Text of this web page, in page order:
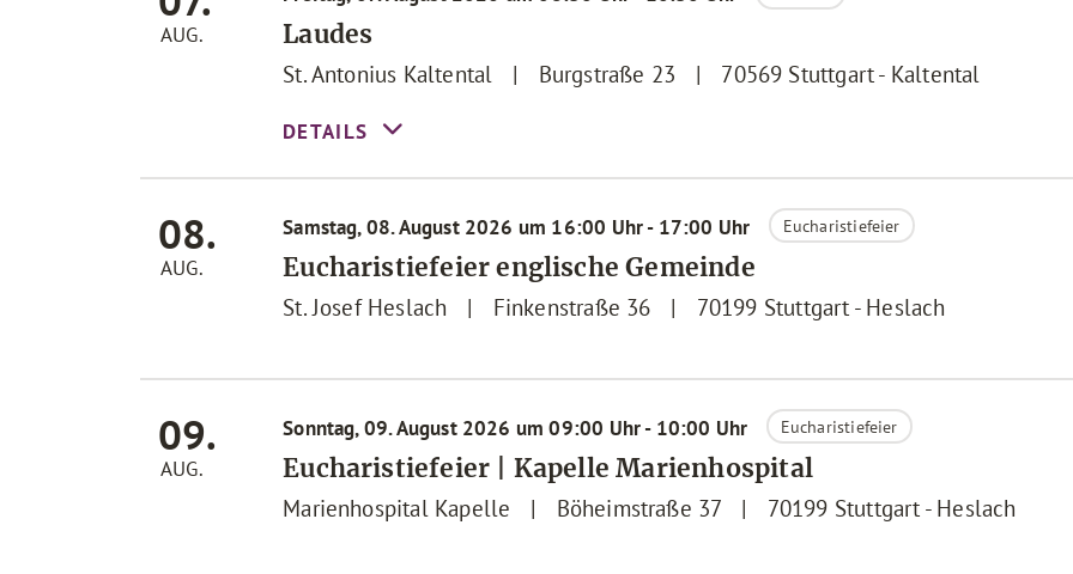
AUG. Laudes
St. Antonius Kaltental | Burgstraße 23 | 70569 Stuttgart - Kaltental
08.
AUG.
Samstag, 08. August 2026 um 16:00 Uhr - 17:00 Uhr Eucharistiefeier
Eucharistiefeier englische Gemeinde
St. Josef Heslach | Finkenstraße 36 | 70199 Stuttgart - Heslach
09.
AUG.
Sonntag, 09. August 2026 um 09:00 Uhr - 10:00 Uhr Eucharistiefeier
Eucharistiefeier | Kapelle Marienhospital
Marienhospital Kapelle | Böheimstraße 37 | 70199 Stuttgart - Heslach